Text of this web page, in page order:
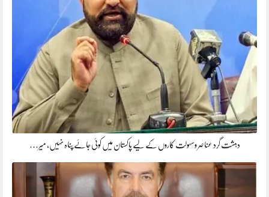
دہشت گرد عناصر وسہولت کاروں کے لیے پاکستان میں کوئی جائے پناہ نہیں، میر…